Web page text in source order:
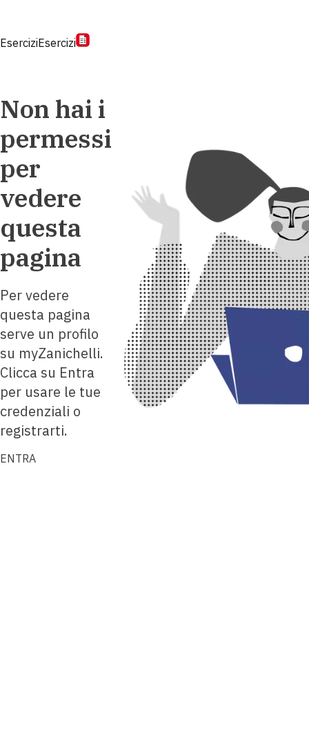
EserciziEsercizi
Non hai i
permessi
per
vedere
questa
pagina
Per vedere
questa pagina
serve un profilo
su myZanichelli.
Clicca su Entra
per usare le tue
credenziali o
registrarti.
ENTRA